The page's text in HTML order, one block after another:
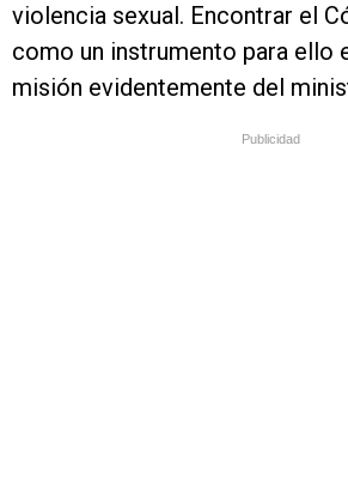
violencia sexual. Encontrar el
como un instrumento para ello
misión evidentemente del
Publicidad